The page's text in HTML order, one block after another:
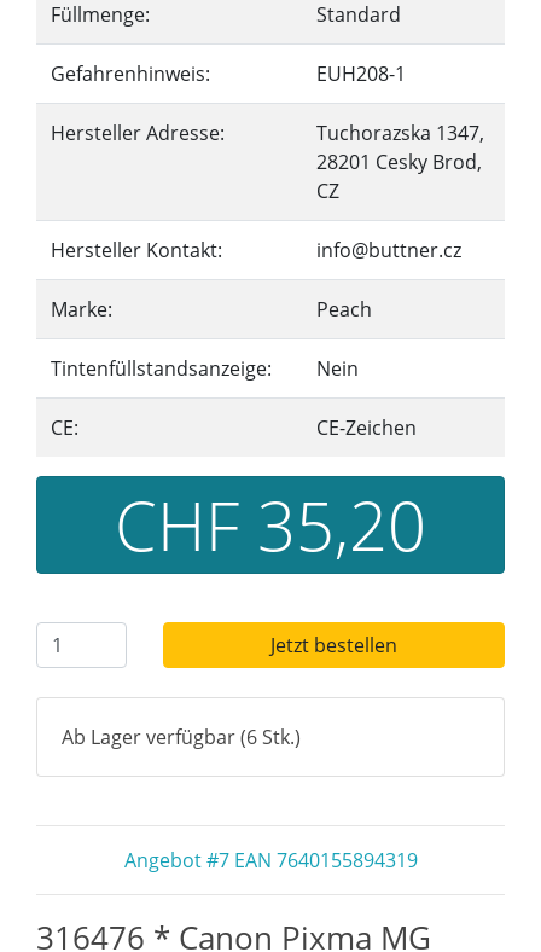
Füllmenge: Standard
Gefahrenhinweis: EUH208-1
Hersteller Adresse:
Tuchorazska 1347,
28201 Cesky Brod,
CZ
Hersteller Kontakt: info@buttner.cz
Marke: Peach
Tintenfüllstandsanzeige: Nein
CE: CE-Zeichen
CHF 35,20
Jetzt bestellen
Ab Lager verfügbar (6 Stk.)
Angebot #7 EAN 7640155894319
316476 * Canon Pixma MG